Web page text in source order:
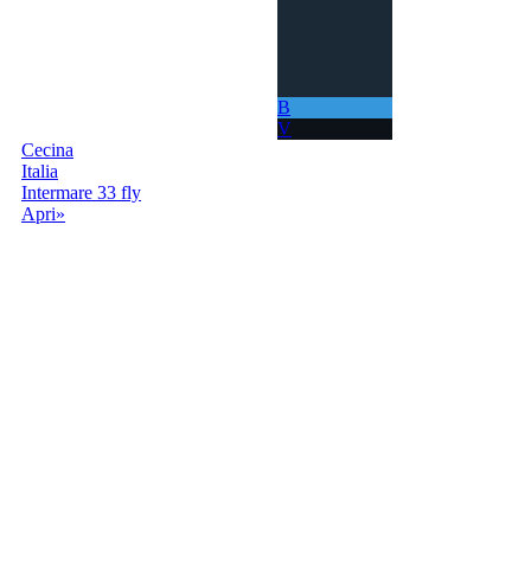
B
V
Cecina
Italia
Intermare 33 fly
Apri»